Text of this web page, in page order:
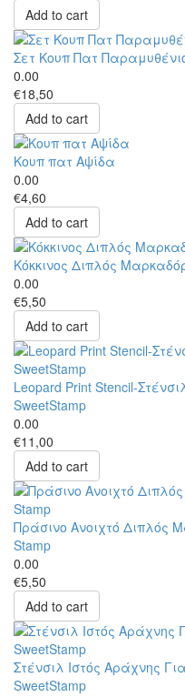
Add to cart
Σετ Κουπ Πατ
0.00
€18,50
Add to cart
Κουπ πατ Αψίδα
0.00
€4,60
Add to cart
Κόκκινος Διπλός
0.00
€5,50
Add to cart
Leopard Print Stencil-
SweetStamp
0.00
€11,00
Add to cart
Πράσινο Ανοιχτό Διπλός
Stamp
0.00
€5,50
Add to cart
Στένσιλ Ιστός Αράχνης
SweetStamp